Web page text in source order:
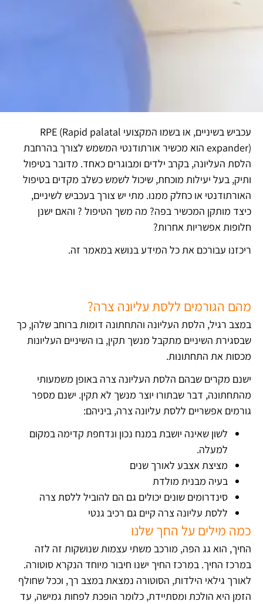
עכביש בשיניים, או בשמו המקצועי RPE (Rapid palatal
expander) הוא מכשיר אורתודנטי המשמש לצורך בהרחבת
הלסת העליונה, בקרב ילדים ומבוגרים כאחד. מדובר בטיפול
ותיק, בעל יעילות מוכחת, שיכול לשמש כשלב מקדים בטיפול
האורתודנטי או כחלק ממנו. מתי יש צורך בעכביש לשיניים,
כיצד מותקן המכשיר בפה? מה משך הטיפול ? והאם ישנן
חלופות אפשריות אחרות?
ריכזנו עבורכם את כל המידע בנושא במאמר זה.
מהם הגורמים ללסת עליונה צרה?
במצב רגיל, הלסת העליונה והתחתונה דומות ברוחב שלהן, כך
שבסגירת השיניים מתקבל מנשך תקין, בו השיניים העליונות
מכסות את התחתונות.
ישנם מקרים שבהם הלסת העליונה צרה באופן משמעותי
מהתחתונה, דבר שבתורו יוצר מנשך לא תקין. ישנם מספר
גורמים אפשריים ללסת עליונה צרה, ביניהם:
לשון שאינה יושבת במנח נכון ונדחפת קדימה במקום
למעלה.
מציצת אצבע לאורך שנים
בעיה מבנית מולדת
סינדרומים שונים יכולים גם הם להוביל ללסת צרה
ללסת עליונה צרה קיים גם רכיב גנטי
כמה מילים על החך שלנו
החיך, הוא גג הפה, מורכב משתי עצמות שנושקות זה לזה
במרכז החיך. במרכז החיך ישנו חיבור מיוחד הנקרא סוטורה.
לאורך גילאי הילדות, הסוטורה נמצאת במצב רך, וככל שחולף
הזמן היא הולכת ומסתיידת, כלומר הופכת לפחות גמישה, עד